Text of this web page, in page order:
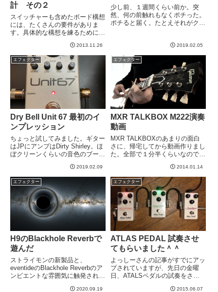
計 その２
スイッチャーも含めたボード構想
には、たくさんの要件がありま
す。具体的な構想を練るために、
もループはいくつ必要なんだっ
け？ということで考えてみると、
【Mark V使用時】計：５ループ
コンプノイズリダクションコー
2013.11.26
少し前、１週間くらい前か。突
然、何の前触れもなくポチった。
ポチると届く。たとえそれがクロ
した。Drybellのものは他にVibe
Machine(V1）を持っているので
すが、...
2019.02.05
エフェクター
Dry Bell Unit 67 最初のイ
ンプレッション
ちょっと試してみました。ギター
はJPにアンプはDirty Shirley。ほ
ぼクリーンくらいの音色のブース
イゲインからのさらなるプッシュ
といろいろやってみました。大き
なつまみでブーストを上げていく
と、いい感じの...
2019.02.09
エフェクター
MXR TALKBOX M222演奏
動画
MXR TALKBOXのあまりの面白
さに、帰宅してから動画作りまし
た。全部で１分半くらいなので見
iPhoneでビデオとったのです
が、小音量だししょぼく聞こえる
かもと思って、最後のデモ曲だけ
はLogicに録音して演奏...
2014.01.14
エフェクター
H9のBlackhole Reverbで
遊んだ
ストライモンの新製品と、
eventideのBlackhole Reverbのア
ンビエントな雰囲気に触発され
2020.09.19
エフェクター
ATLAS PEDAL 試奏させ
てもらいました＾＾
よっしーさんの記事がすでにアッ
プされていますが、先日の金曜
日、ATALSペダルの試奏をさせ
2015.06.07